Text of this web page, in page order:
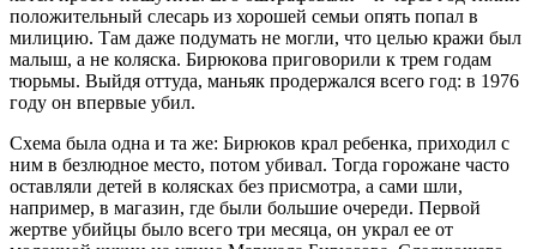
положительный слесарь из хорошей семьи опять попал в
милицию. Там даже подумать не могли, что целью кражи был
малыш, а не коляска. Бирюкова приговорили к трем годам
тюрьмы. Выйдя оттуда, маньяк продержался всего год: в 1976
году он впервые убил.
Схема была одна и та же: Бирюков крал ребенка, приходил с
ним в безлюдное место, потом убивал. Тогда горожане часто
оставляли детей в колясках без присмотра, а сами шли,
например, в магазин, где были большие очереди. Первой
жертве убийцы было всего три месяца, он украл ее от